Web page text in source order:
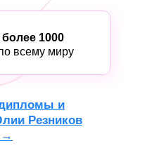
1000
всему миру
и
Резников